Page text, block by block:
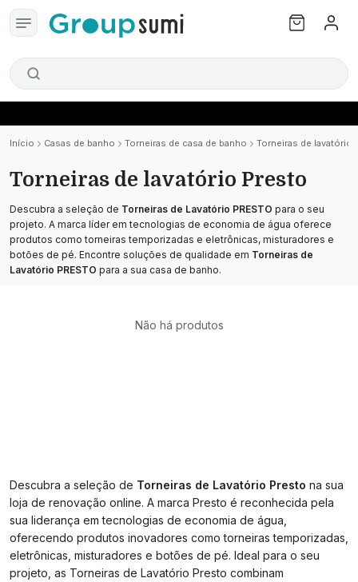
Início Casas de banho Torneiras de casa de banho Torneiras de lavatório
Torneiras de lavatório Presto
Descubra a seleção de Torneiras de Lavatório PRESTO para o seu
projeto. A marca líder em tecnologias de economia de água oferece
produtos como torneiras temporizadas e eletrônicas, misturadores e
botões de pé. Encontre soluções de qualidade em Torneiras de
Lavatório PRESTO para a sua casa de banho.
Não há produtos
Descubra a seleção de Torneiras de Lavatório Presto na sua
loja de renovação online. A marca Presto é reconhecida pela
sua liderança em tecnologias de economia de água,
oferecendo produtos inovadores como torneiras temporizadas,
eletrônicas, misturadores e botões de pé. Ideal para o seu
projeto, as Torneiras de Lavatório Presto combinam